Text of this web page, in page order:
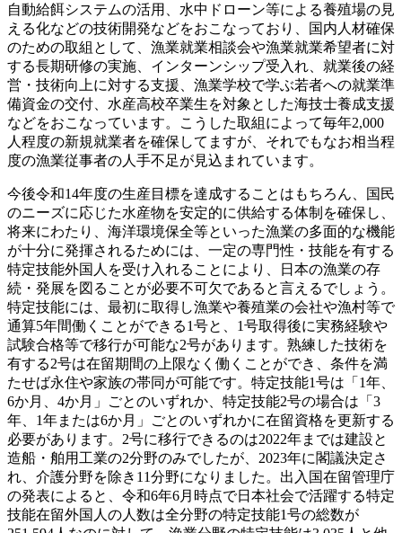
自動給餌システムの活用、水中ドローン等による養殖場の見
える化などの技術開発などをおこなっており、国内人材確保
のための取組として、漁業就業相談会や漁業就業希望者に対
する長期研修の実施、インターンシップ受入れ、就業後の経
営・技術向上に対する支援、漁業学校で学ぶ若者への就業準
備資金の交付、水産高校卒業生を対象とした海技士養成支援
などをおこなっています。こうした取組によって毎年2,000
人程度の新規就業者を確保してますが、それでもなお相当程
度の漁業従事者の人手不足が見込まれています。
今後令和14年度の生産目標を達成することはもちろん、国民
のニーズに応じた水産物を安定的に供給する体制を確保し、
将来にわたり、海洋環境保全等といった漁業の多面的な機能
が十分に発揮されるためには、一定の専門性・技能を有する
特定技能外国人を受け入れることにより、日本の漁業の存
続・発展を図ることが必要不可欠であると言えるでしょう。
特定技能には、最初に取得し漁業や養殖業の会社や漁村等で
通算5年間働くことができる1号と、1号取得後に実務経験や
試験合格等で移行が可能な2号があります。熟練した技術を
有する2号は在留期間の上限なく働くことができ、条件を満
たせば永住や家族の帯同が可能です。特定技能1号は「1年、
6か月、4か月」ごとのいずれか、特定技能2号の場合は「3
年、1年または6か月」ごとのいずれかに在留資格を更新する
必要があります。2号に移行できるのは2022年までは建設と
造船・舶用工業の2分野のみでしたが、2023年に閣議決定さ
れ、介護分野を除き11分野になりました。出入国在留管理庁
の発表によると、令和6年6月時点で日本社会で活躍する特定
技能在留外国人の人数は全分野の特定技能1号の総数が